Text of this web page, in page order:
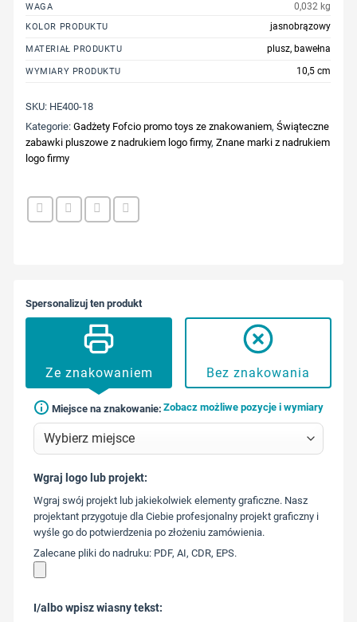
WAGA 0,032 kg
KOLOR PRODUKTU jasnobrązowy
MATERIAŁ PRODUKTU plusz, bawełna
WYMIARY PRODUKTU 10,5 cm
SKU: HE400-18
Kategorie:Gadżety Fofcio promo toys ze znakowaniem,Świąteczne
zabawki pluszowe z nadrukiem logo firmy,Znane marki z nadrukiem
logo firmy
Spersonalizuj ten produkt
Ze znakowaniem Bez znakowania
Miejsce na znakowanie: Zobacz możliwe pozycje i wymiary
573 568
217
Wgraj logo lub projekt:
Wgraj swój projekt lub jakiekolwiek elementy graficzne. Nasz
projektant przygotuje dla Ciebie profesjonalny projekt graficzny i
wyśle go do potwierdzenia po złożeniu zamówienia.
Zalecane pliki do nadruku: PDF, AI, CDR, EPS.
I/albo wpisz wiasny tekst: